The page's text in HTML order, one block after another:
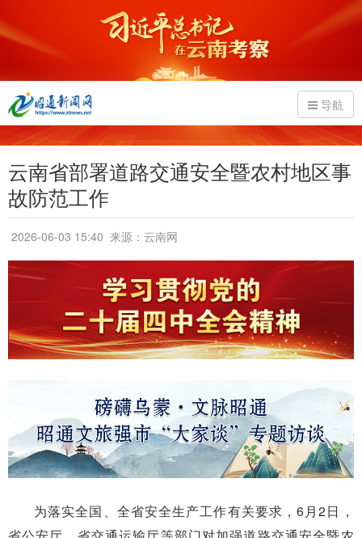
导航
云南省部署道路交通安全暨农村地区事
故防范工作
2026-06-03 15:40 来源：云南网
为落实全国、全省安全生产工作有关要求，6月2日，